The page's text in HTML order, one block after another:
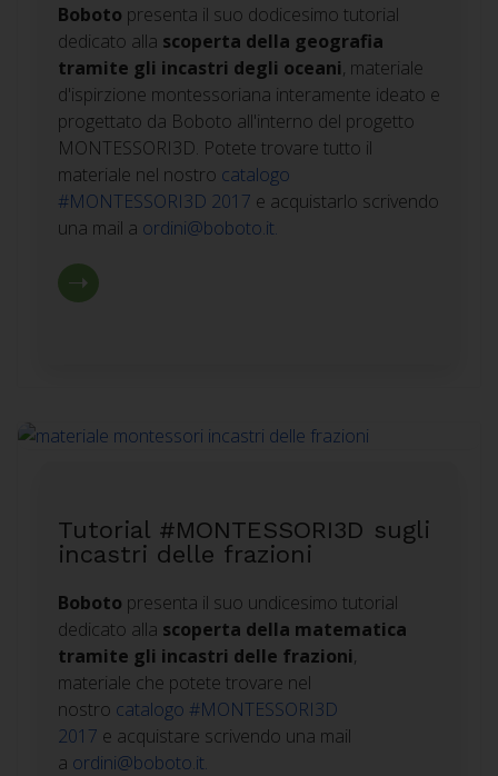
Boboto presenta il suo dodicesimo tutorial
dedicato alla scoperta della geografia
tramite gli incastri degli oceani, materiale
d'ispirzione montessoriana interamente ideato e
progettato da Boboto all'interno del progetto
MONTESSORI3D. Potete trovare tutto il
materiale nel nostro catalogo
#MONTESSORI3D 2017 e acquistarlo scrivendo
una mail a ordini@boboto.it.
Tutorial #MONTESSORI3D sugli
incastri delle frazioni
Boboto presenta il suo undicesimo tutorial
dedicato alla scoperta della matematica
tramite gli incastri delle frazioni,
materiale che potete trovare nel
nostro catalogo #MONTESSORI3D
2017 e acquistare scrivendo una mail
a ordini@boboto.it.